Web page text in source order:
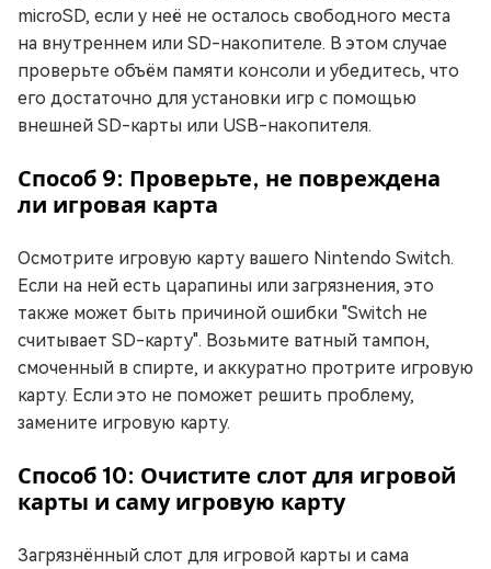
microSD, если у неё не осталось свободного места
на внутреннем или SD-накопителе. В этом случае
проверьте объём памяти консоли и убедитесь, что
его достаточно для установки игр с помощью
внешней SD-карты или USB-накопителя.
Способ 9: Проверьте, не повреждена
ли игровая карта
Осмотрите игровую карту вашего Nintendo Switch.
Если на ней есть царапины или загрязнения, это
также может быть причиной ошибки "Switch не
считывает SD-карту". Возьмите ватный тампон,
смоченный в спирте, и аккуратно протрите игровую
карту. Если это не поможет решить проблему,
замените игровую карту.
Способ 10: Очистите слот для игровой
карты и саму игровую карту
Загрязнённый слот для игровой карты и сама